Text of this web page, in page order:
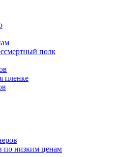
полк
пленке
по низким ценам